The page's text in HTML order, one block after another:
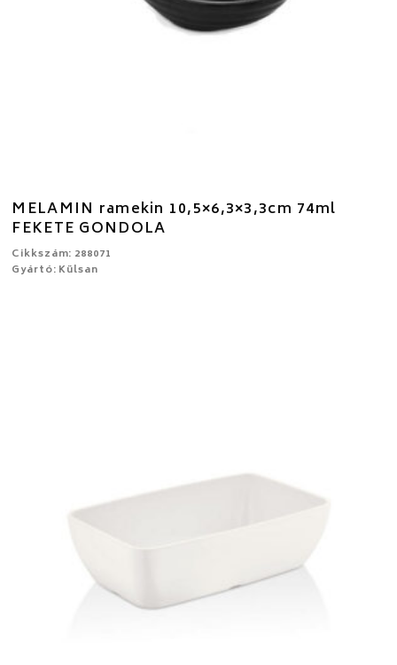
MELAMIN ramekin 10,5×6,3×3,3cm 74ml
FEKETE GONDOLA
Cikkszám: 288071
Gyártó: Külsan